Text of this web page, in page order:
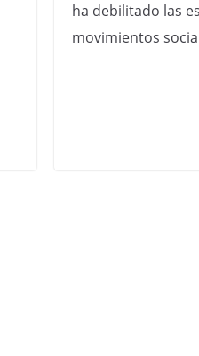
ha debilitado las
movimientos